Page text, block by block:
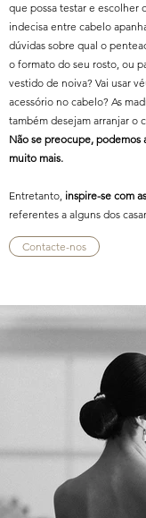
que possa testar e escolher
indecisa entre cabelo
dúvidas sobre qual o
o formato do seu rosto, ou
vestido de noiva? Vai usar
acessório no cabelo? As
também desejam arranjar o
Não se preocupe, podemos
muito mais.
Entretanto, inspire-se com
referentes a alguns dos
Contacte-nos